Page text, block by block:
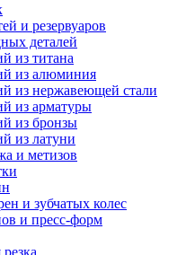
и резервуаров
деталей
из титана
из алюминия
из нержавеющей стали
из арматуры
из бронзы
из латуни
и метизов
и зубчатых колес
и пресс-форм